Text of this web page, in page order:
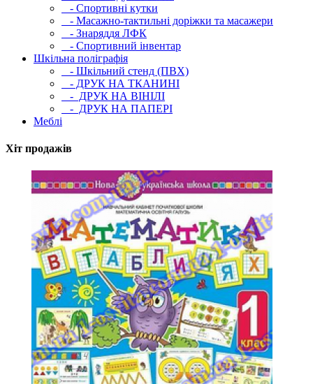
- Спортивні кутки
- Масажно-тактильні доріжки та масажери
- Знаряддя ЛФК
- Спортивний інвентар
Шкільна поліграфія
- Шкільний стенд (ПВХ)
- ДРУК НА ТКАНИНІ
- ДРУК НА ВІНІЛІ
- ДРУК НА ПАПЕРІ
Меблі
Хіт продажів